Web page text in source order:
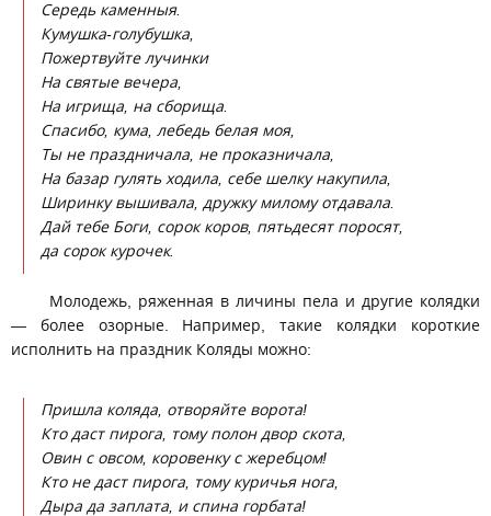
Середь каменныя.
Кумушка-голубушка,
Пожертвуйте лучинки
На святые вечера,
На игрища, на сборища.
Спасибо, кума, лебедь белая моя,
Ты не праздничала, не проказничала,
На базар гулять ходила, себе шелку накупила,
Ширинку вышивала, дружку милому отдавала.
Дай тебе Боги, сорок коров, пятьдесят поросят,
да сорок курочек.
Молодежь, ряженная в личины пела и другие колядки
— более озорные. Например, такие колядки короткие
исполнить на праздник Коляды можно:
Пришла коляда, отворяйте ворота!
Кто даст пирога, тому полон двор скота,
Овин с овсом, коровенку с жеребцом!
Кто не даст пирога, тому куричья нога,
Дыра да заплата, и спина горбата!